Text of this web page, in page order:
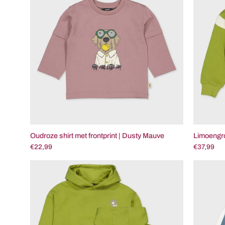
met
frontprint
|
Dusty
Mauve
Oudroze shirt met frontprint | Dusty Mauve
€22,99 €37,99
Limoengroene
hoodie
met
rugprint